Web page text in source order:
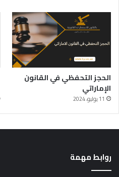
الحجز التحفظي في القانون
الإماراتي
11 يوليو، 2024
روابط مهمة